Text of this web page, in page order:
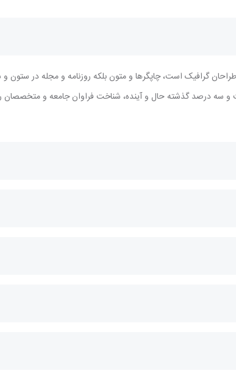
گرافیک است، چاپگرها و متون بلکه روزنامه و مجله در ستون
و سه درصد گذشته حال و آینده، شناخت فراوان جامعه و متخصصان